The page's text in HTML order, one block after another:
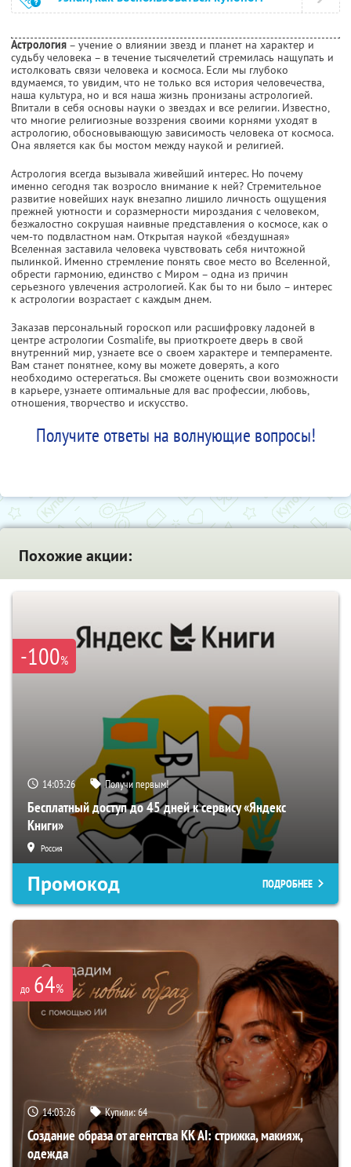
Астрология – учение о влиянии звезд и планет на характер и
судьбу человека – в течение тысячелетий стремилась нащупать и
истолковать связи человека и космоса. Если мы глубоко
вдумаемся, то увидим, что не только вся история человечества,
наша культура, но и вся наша жизнь пронизаны астрологией.
Впитали в себя основы науки о звездах и все религии. Известно,
что многие религиозные воззрения своими корнями уходят в
астрологию, обосновывающую зависимость человека от космоса.
Она является как бы мостом между наукой и религией.
Астрология всегда вызывала живейший интерес. Но почему
именно сегодня так возросло внимание к ней? Стремительное
развитие новейших наук внезапно лишило личность ощущения
прежней уютности и соразмерности мироздания с человеком,
безжалостно сокрушая наивные представления о космосе, как о
чем-то подвластном нам. Открытая наукой «бездушная»
Вселенная заставила человека чувствовать себя ничтожной
пылинкой. Именно стремление понять свое место во Вселенной,
обрести гармонию, единство с Миром – одна из причин
серьезного увлечения астрологией. Как бы то ни было – интерес
к астрологии возрастает с каждым днем.
Заказав персональный гороскоп или расшифровку ладоней в
центре астрологии Cosmalife, вы приоткроете дверь в свой
внутренний мир, узнаете все о своем характере и темпераменте.
Вам станет понятнее, кому вы можете доверять, а кого
необходимо остерегаться. Вы сможете оценить свои возможности
в карьере, узнаете оптимальные для вас профессии, любовь,
отношения, творчество и искусство.
Получите ответы на волнующие вопросы!
Похожие акции:
-100%
14:03:25 Получи первым!
Бесплатный доступ до 45 дней к сервису «Яндекс
Книги»
Россия
Промокод ПОДРОБНЕЕ
до 64%
14:03:25 Купили:64
Создание образа от агентства KK AI: стрижка, макияж,
одежда